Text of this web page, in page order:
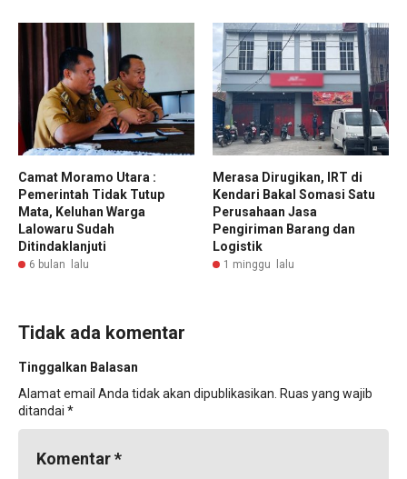
Camat Moramo Utara :
Pemerintah Tidak Tutup
Mata, Keluhan Warga
Lalowaru Sudah
Ditindaklanjuti
6 bulan lalu
Merasa Dirugikan, IRT di
Kendari Bakal Somasi Satu
Perusahaan Jasa
Pengiriman Barang dan
Logistik
1 minggu lalu
Tidak ada komentar
Tinggalkan Balasan
Alamat email Anda tidak akan dipublikasikan. Ruas yang wajib
ditandai *
Komentar*